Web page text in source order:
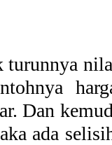
turunnya
Dan
ada